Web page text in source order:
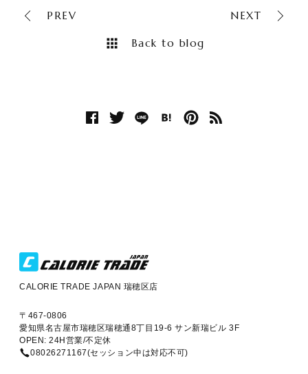
PREV NEXT
Back to blog
CALORIE TRADE JAPAN 瑞穂区店
〒467-0806
愛知県名古屋市瑞穂区瑞穂通8丁目19-6 サン新瑞ビル 3F
OPEN: 24H営業/不定休
08026271167(セッション中は対応不可)